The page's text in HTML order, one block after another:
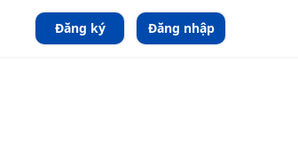
Đăng ký Đăng nhập